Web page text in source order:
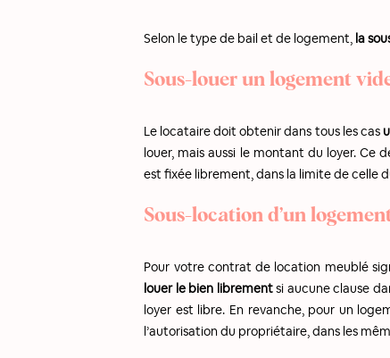
Selon le type de bail et de logement, la
Sous-louer un logement
Le locataire doit obtenir dans tous les cas
louer, mais aussi le montant du loyer. Ce
est fixée librement, dans la limite de celle
Sous-location d’un
Pour votre contrat de location meublé
louer le bien librementsi aucune clause
loyer est libre. En revanche, pour un
l’autorisation du propriétaire, dans les